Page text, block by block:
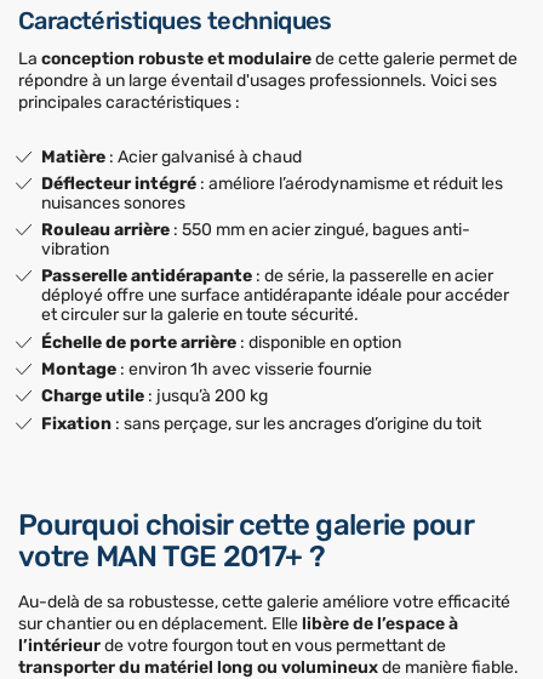
Caractéristiques techniques
La conception robuste et modulairede cette galerie permet de
répondre à un large éventail d'usages professionnels. Voici ses
principales caractéristiques :
Matière : Acier galvanisé à chaud
Déflecteur intégré : améliore l’aérodynamisme et réduit les
nuisances sonores
Rouleau arrière : 550 mm en acier zingué, bagues anti-
vibration
Passerelle antidérapante : de série, la passerelle en acier
déployé offre une surface antidérapante idéale pour accéder
et circuler sur la galerie en toute sécurité.
Échelle de porte arrière : disponible en option
Montage : environ 1h avec visserie fournie
Charge utile : jusqu’à 200 kg
Fixation : sans perçage, sur les ancrages d’origine du toit
Pourquoi choisir cette galerie pour
votre MAN TGE 2017+ ?
Au-delà de sa robustesse, cette galerie améliore votre efficacité
sur chantier ou en déplacement. Ellelibère de l’espace à
l’intérieurde votre fourgon tout en vous permettant de
transporter du matériel long ou volumineuxde manière fiable.